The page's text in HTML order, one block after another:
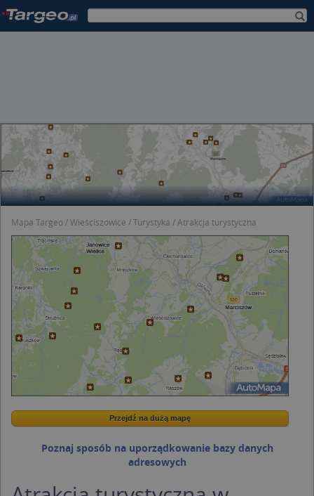
Mapa Targeo Wieściszowice Turystyka Atrakcja turystyczna
Wstaw tę mapkę na swoją stronę
Przejdź na dużą mapę
Przejdź na dużą mapę
Poznaj sposób na uporządkowanie bazy danych
adresowych